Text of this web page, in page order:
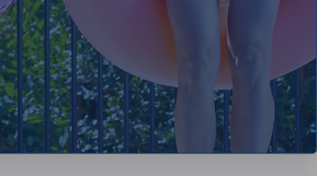
explication de ce qui s'est produit.